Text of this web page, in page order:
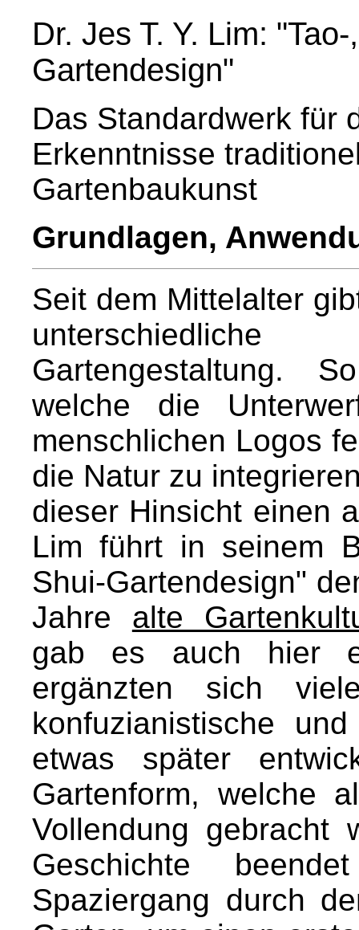
Dr. Jes T. Y. Lim:
Gartendesign"
Das Standardwerk für
Erkenntnisse
Gartenbaukunst
Grundlagen,
Seit dem Mittelalter
Gartengestaltung.
welche die
menschlichen Logos
die Natur zu
dieser Hinsicht einen
Lim führt in seinem
Shui-Gartendesign"
Jahre alte
gab es auch hier
ergänzten sich
konfuzianistische
etwas später
Gartenform, welche
Vollendung gebracht
Geschichte
Spaziergang durch